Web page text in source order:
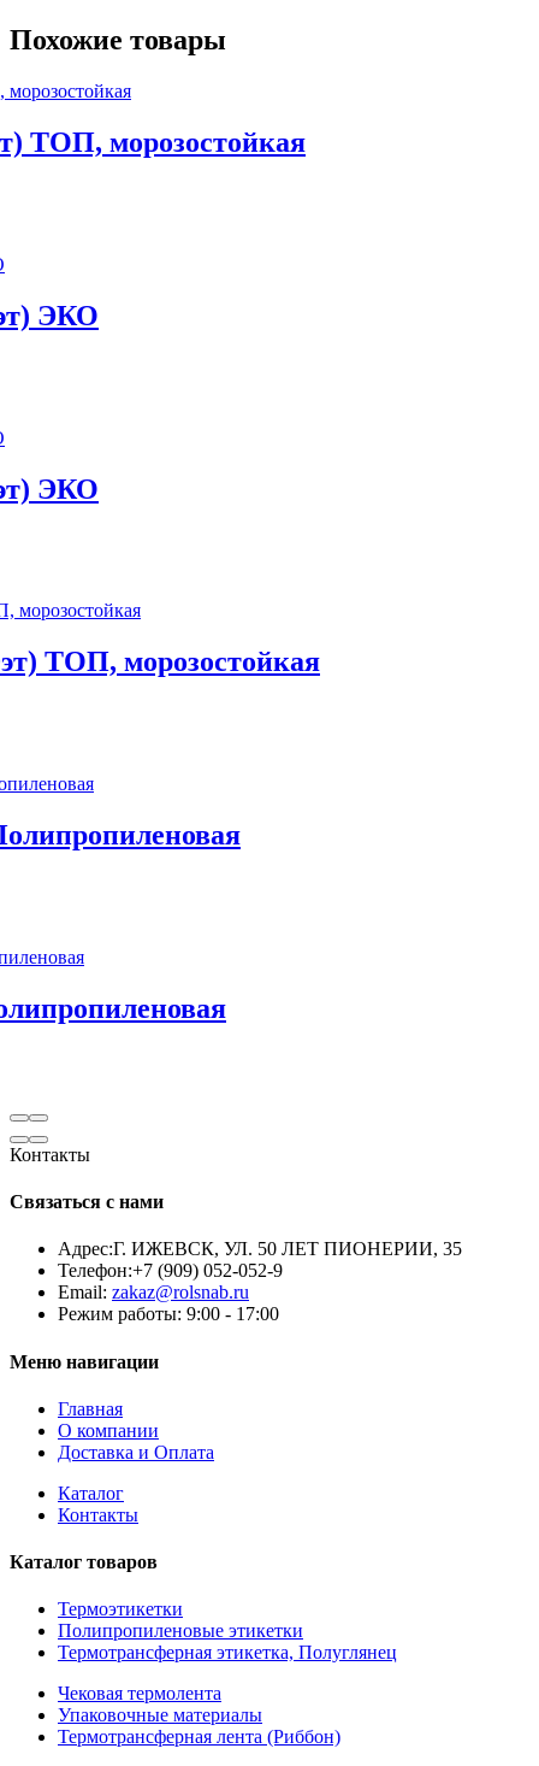
Похожие товары
ТОП, морозостойкая
ЭКО
ЭКО
ТОП, морозостойкая
Контакты
Связаться с нами
Адрес:Г. ИЖЕВСК, УЛ. 50 ЛЕТ ПИОНЕРИИ, 35
Телефон:+7 (909) 052-052-9
Email: zakaz@rolsnab.ru
Режим работы: 9:00 - 17:00
Меню навигации
Главная
О компании
Доставка и Оплата
Каталог
Контакты
Каталог товаров
Термоэтикетки
Полипропиленовые этикетки
Термотрансферная этикетка, Полуглянец
Чековая термолента
Упаковочные материалы
Термотрансферная лента (Риббон)